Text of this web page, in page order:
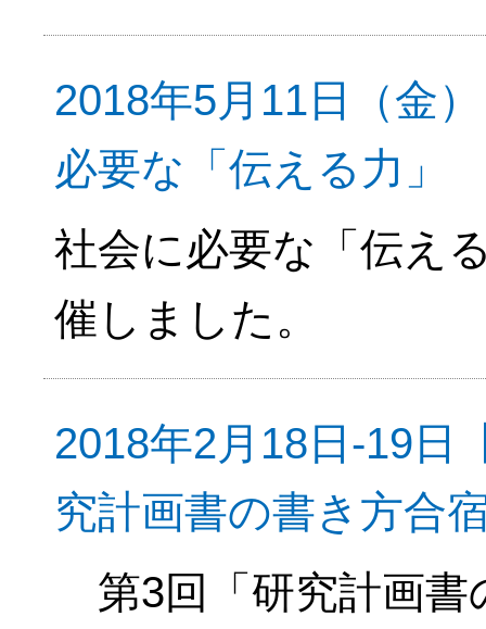
2018年5月11日（金
必要な「伝える力」
社会に必要な「伝え
催しました。
2018年2月18日-19日
究計画書の書き方合
第3回「研究計画書